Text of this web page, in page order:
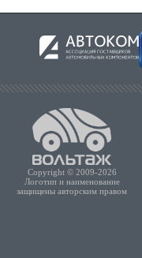
Copyright © 2009-2026
Логотип и наименование
защищены авторским правом